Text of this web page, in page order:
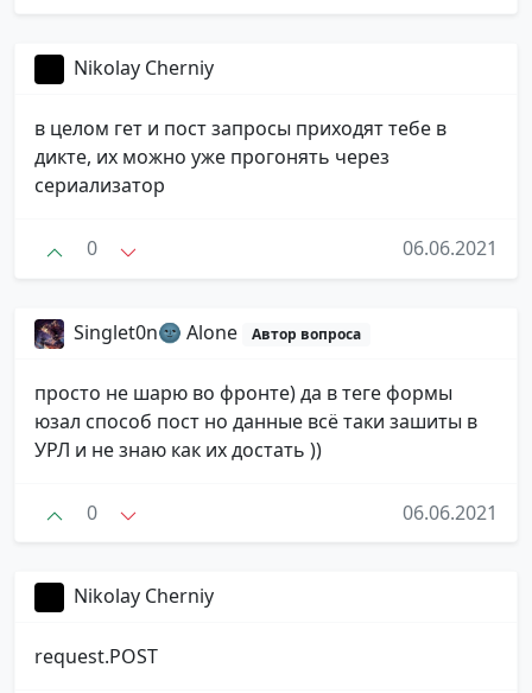
Nikolay Cherniy
в целом гет и пост запросы приходят тебе в
дикте, их можно уже прогонять через
сериализатор
0 06.06.2021
Singlet0n🌚 Alone Автор вопроса
просто не шарю во фронте) да в теге формы
юзал способ пост но данные всё таки зашиты в
УРЛ и не знаю как их достать ))
0 06.06.2021
Nikolay Cherniy
request.POST